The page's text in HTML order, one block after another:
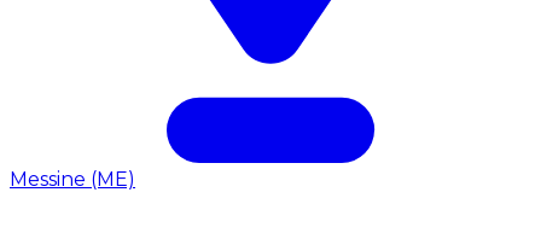
Messine (ME)